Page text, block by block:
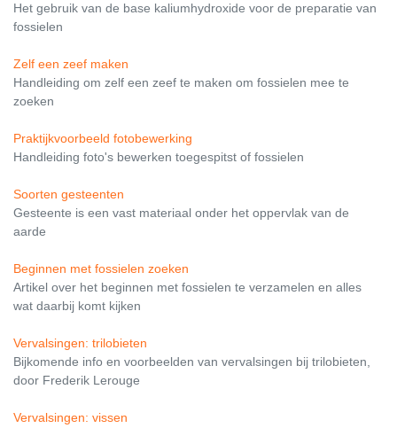
Het gebruik van de base kaliumhydroxide voor de preparatie van
fossielen
Zelf een zeef maken
Handleiding om zelf een zeef te maken om fossielen mee te
zoeken
Praktijkvoorbeeld fotobewerking
Handleiding foto's bewerken toegespitst of fossielen
Soorten gesteenten
Gesteente is een vast materiaal onder het oppervlak van de
aarde
Beginnen met fossielen zoeken
Artikel over het beginnen met fossielen te verzamelen en alles
wat daarbij komt kijken
Vervalsingen: trilobieten
Bijkomende info en voorbeelden van vervalsingen bij trilobieten,
door Frederik Lerouge
Vervalsingen: vissen